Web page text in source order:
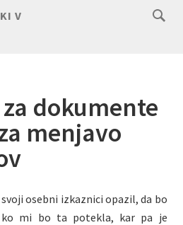
V
dokumente
menjavo
osebni izkaznici opazil, da bo
ko mi bo ta potekla, kar pa je